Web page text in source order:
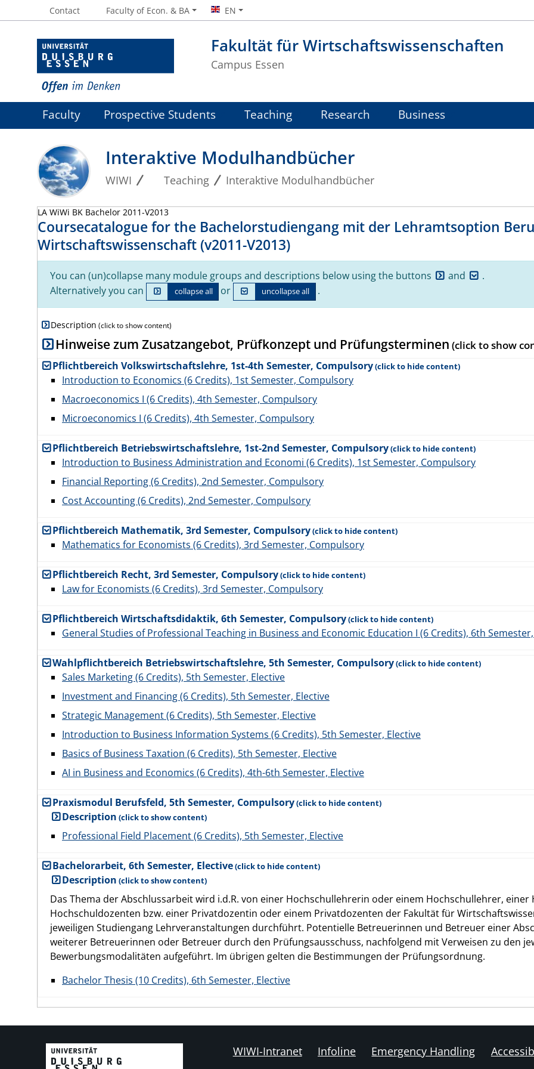
Fakultät für Wirtschaftswissenschaften
Campus Essen
Contact Faculty of Econ. & BA EN
Faculty Prospective Students Teaching Research Business
Interaktive Modulhandbücher
WIWI Teaching Interaktive Modulhandbücher
LA WiWi BK Bachelor 2011-V2013
Coursecatalogue for the Bachelorstudiengang mit der Lehramtsoption
Wirtschaftswissenschaft (v2011-V2013)
You can (un)collapse many module groups and descriptions below using the buttons and
.
Alternatively you can
collapse all or uncollapse all .
Description
Hinweise zum Zusatzangebot, Prüfkonzept und Prüfungsterminen
Pflichtbereich Volkswirtschaftslehre, 1st-4th Semester, Compulsory
Introduction to Economics (6 Credits), 1st Semester, Compulsory
Macroeconomics I (6 Credits), 4th Semester, Compulsory
Microeconomics I (6 Credits), 4th Semester, Compulsory
Pflichtbereich Betriebswirtschaftslehre, 1st-2nd Semester, Compulsory
Introduction to Business Administration and Economi (6 Credits), 1st Semester, Compulsory
Financial Reporting (6 Credits), 2nd Semester, Compulsory
Cost Accounting (6 Credits), 2nd Semester, Compulsory
Pflichtbereich Mathematik, 3rd Semester, Compulsory
Mathematics for Economists (6 Credits), 3rd Semester, Compulsory
Pflichtbereich Recht, 3rd Semester, Compulsory
Law for Economists (6 Credits), 3rd Semester, Compulsory
Pflichtbereich Wirtschaftsdidaktik, 6th Semester, Compulsory
General Studies of Professional Teaching in Business and Economic Education I (6 Credits), 6th
Wahlpflichtbereich Betriebswirtschaftslehre, 5th Semester, Compulsory
Sales Marketing (6 Credits), 5th Semester, Elective
Investment and Financing (6 Credits), 5th Semester, Elective
Strategic Management (6 Credits), 5th Semester, Elective
Introduction to Business Information Systems (6 Credits), 5th Semester, Elective
Basics of Business Taxation (6 Credits), 5th Semester, Elective
AI in Business and Economics (6 Credits), 4th-6th Semester, Elective
Praxismodul Berufsfeld, 5th Semester, Compulsory
Description
Professional Field Placement (6 Credits), 5th Semester, Elective
Bachelorarbeit, 6th Semester, Elective
Description
Das Thema der Abschlussarbeit wird i.d.R. von einer Hochschullehrerin oder einem Hochschullehrer,
Hochschuldozenten bzw. einer Privatdozentin oder einem Privatdozenten der Fakultät für
jeweiligen Studiengang Lehrveranstaltungen durchführt. Potentielle Betreuerinnen und Betreuer einer
weiterer Betreuerinnen oder Betreuer durch den Prüfungsausschuss, nachfolgend mit Verweisen zu den
Bewerbungsmodalitäten aufgeführt. Im übrigen gelten die Bestimmungen der Prüfungsordnung.
Bachelor Thesis (10 Credits), 6th Semester, Elective
WIWI-Intranet Infoline Emergency Handling